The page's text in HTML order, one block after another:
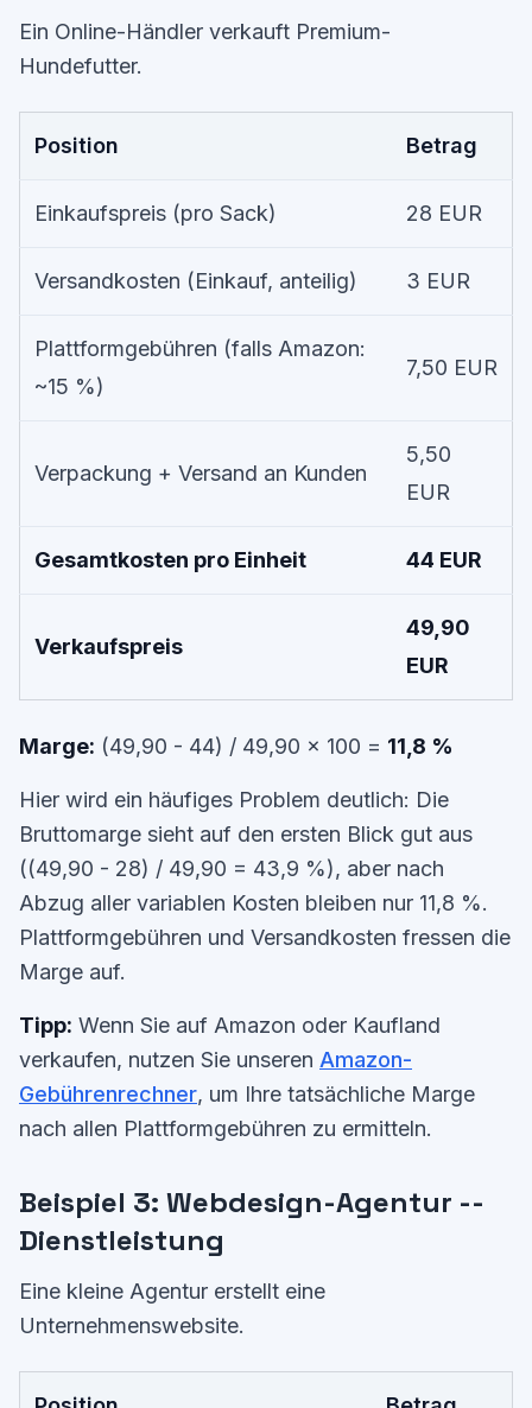
Ein Online-Händler verkauft Premium-
Hundefutter.
Position Betrag
Einkaufspreis (pro Sack) 28 EUR
Versandkosten (Einkauf, anteilig) 3 EUR
Plattformgebühren (falls Amazon:
~15 %)
7,50 EUR
Verpackung + Versand an Kunden
5,50
EUR
Gesamtkosten pro Einheit 44 EUR
Verkaufspreis
49,90
EUR
Marge: (49,90 - 44) / 49,90 x 100 = 11,8 %
Hier wird ein häufiges Problem deutlich: Die
Bruttomarge sieht auf den ersten Blick gut aus
((49,90 - 28) / 49,90 = 43,9 %), aber nach
Abzug aller variablen Kosten bleiben nur 11,8 %.
Plattformgebühren und Versandkosten fressen die
Marge auf.
Tipp: Wenn Sie auf Amazon oder Kaufland
verkaufen, nutzen Sie unseren Amazon-
Gebührenrechner, um Ihre tatsächliche Marge
nach allen Plattformgebühren zu ermitteln.
Beispiel 3: Webdesign-Agentur --
Dienstleistung
Eine kleine Agentur erstellt eine
Unternehmenswebsite.